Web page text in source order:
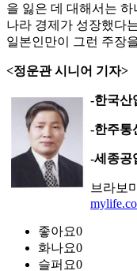
을 잃은 데 대해서는
나라 경제가 성장했다
일본인만이 그런 주장
<정운관 시니어 기자>
-한국산
-한주통
-세종공
브라보
좋아요0
화나요0
슬퍼요0